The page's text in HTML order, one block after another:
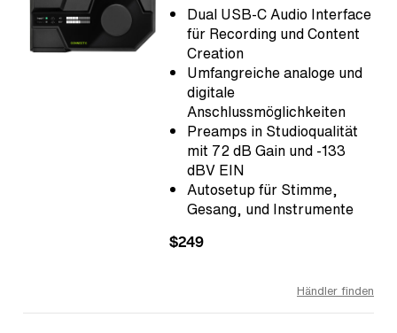
Dual USB-C Audio Interface
für Recording und Content
Creation
Umfangreiche analoge und
digitale
Anschlussmöglichkeiten
Preamps in Studioqualität
mit 72 dB Gain und -133
dBV EIN
Autosetup für Stimme,
Gesang, und Instrumente
$249
Händler finden